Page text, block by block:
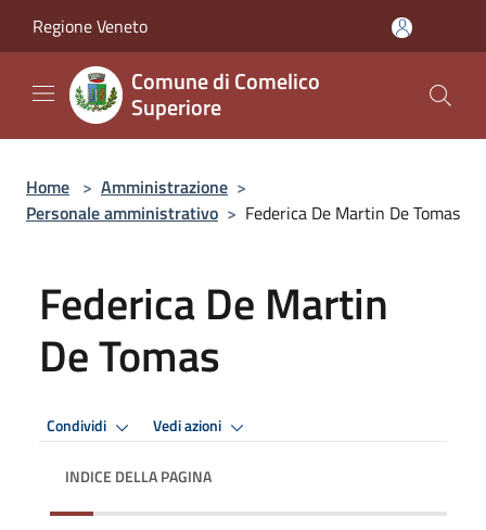
Regione Veneto
Comune di Comelico
Superiore
Home > Amministrazione >
Personale amministrativo > Federica De Martin De Tomas
Federica De Martin
De Tomas
Condividi Vedi azioni
INDICE DELLA PAGINA